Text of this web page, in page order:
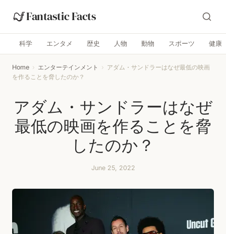
Fantastic Facts
科学 エンタメ 歴史 人物 動物 スポーツ 健康
Home › エンターテインメント › アダム・サンドラーはなぜ最低の映画
を作ることを脅したのか？
アダム・サンドラーはなぜ
最低の映画を作ることを脅
したのか？
June 25, 2022